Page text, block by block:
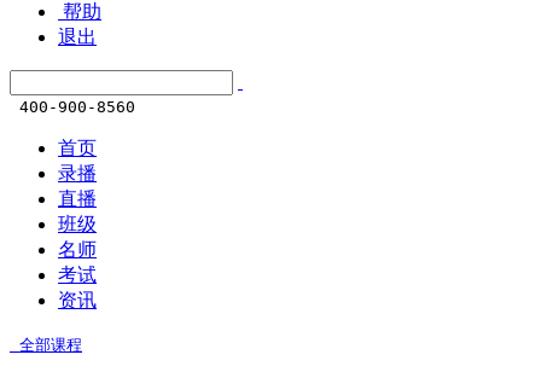
帮助
退出
400-900-8560
首页
录播
直播
班级
名师
考试
资讯
全部课程